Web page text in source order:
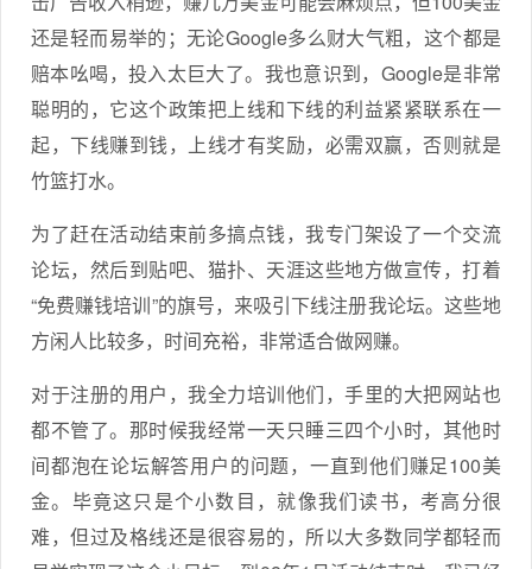
还是轻而易举的；无论Google多么财大气粗，这个都是
赔本吆喝，投入太巨大了。我也意识到，Google是非常
聪明的，它这个政策把上线和下线的利益紧紧联系在一
起，下线赚到钱，上线才有奖励，必需双赢，否则就是
竹篮打水。
为了赶在活动结束前多搞点钱，我专门架设了一个交流
论坛，然后到贴吧、猫扑、天涯这些地方做宣传，打着
“免费赚钱培训”的旗号，来吸引下线注册我论坛。这些地
方闲人比较多，时间充裕，非常适合做网赚。
对于注册的用户，我全力培训他们，手里的大把网站也
都不管了。那时候我经常一天只睡三四个小时，其他时
间都泡在论坛解答用户的问题，一直到他们赚足100美
金。毕竟这只是个小数目，就像我们读书，考高分很
难，但过及格线还是很容易的，所以大多数同学都轻而